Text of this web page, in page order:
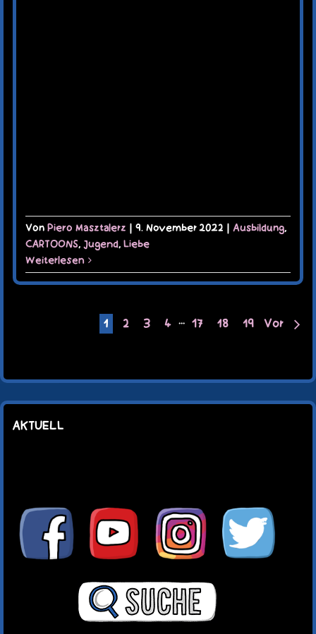
Von Piero Masztalerz | 9. November 2022 | Ausbildung,
CARTOONS, Jugend, Liebe
Weiterlesen
1 2 3 4 ··· 17 18 19 Vor
AKTUELL